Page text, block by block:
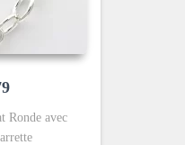
Ronde avec